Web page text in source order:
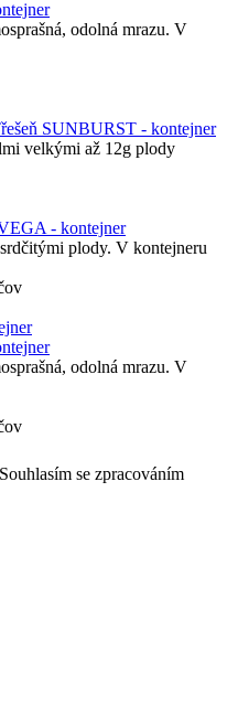
odolná mrazu. V
velkými až 12g plody
plody. V kontejneru
odolná mrazu. V
Souhlasím se zpracováním